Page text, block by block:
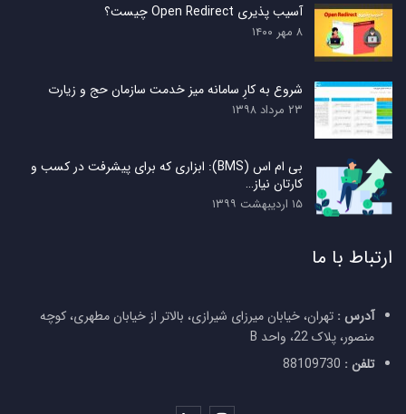
آسیب پذیری Open Redirect چیست؟
۸ مهر ۱۴۰۰
شروع به کارِ سامانه میز خدمت سازمان حج و زیارت
۲۳ مرداد ۱۳۹۸
بی ام اس (BMS): ابزاری که برای پیشرفت در کسب و
کارتان نیاز…
۱۵ اردیبهشت ۱۳۹۹
ارتباط با ما
آدرس : تهران، خیابان میرزای شیرازی، بالاتر از خیابان مطهری، کوچه
منصور، پلاک 22، واحد B
تلفن :